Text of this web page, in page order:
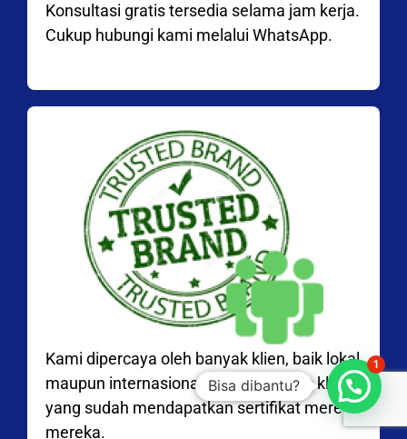
Konsultasi gratis tersedia selama jam kerja.
Cukup hubungi kami melalui WhatsApp.
Kami dipercaya oleh banyak klien, baik lokal
maupun internasional, dengan ribuan klien
yang sudah mendapatkan sertifikat merek
mereka.
Bisa dibantu?
1